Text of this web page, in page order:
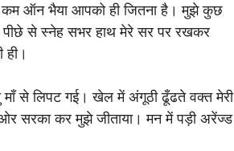
कम ऑन भैया आपको ही जितना है। मुझे कुछ
पीछे से स्नेह सभर हाथ मेरे सर पर रखकर
ही।
से लिपट गई। खेल में अंगूठी ढूँढते वक्त मेरी
सरका कर मुझे जीताया। मन में पड़ी अरेंज्ड